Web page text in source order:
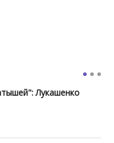
Лукашенко